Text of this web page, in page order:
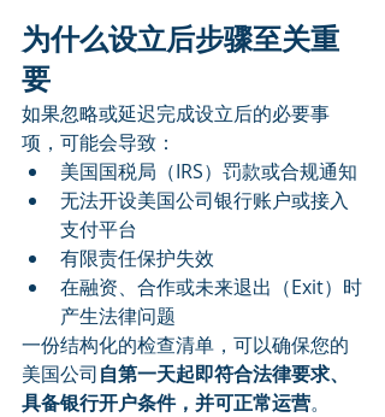
为什么设立后步骤至关重
要
如果忽略或延迟完成设立后的必要事
项，可能会导致：
美国国税局（IRS）罚款或合规通知
无法开设美国公司银行账户或接入
支付平台
有限责任保护失效
在融资、合作或未来退出（Exit）时
产生法律问题
一份结构化的检查清单，可以确保您的
美国公司自第一天起即符合法律要求、
具备银行开户条件，并可正常运营。